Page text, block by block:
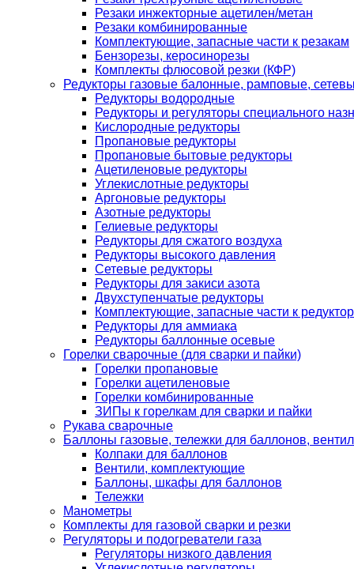
Резаки инжекторные ацетилен/метан
Резаки комбинированные
Комплектующие, запасные части к резакам
Бензорезы, керосинорезы
Комплекты флюсовой резки (КФР)
Редукторы газовые балонные, рамповые,
Редукторы водородные
Редукторы и регуляторы специального
Кислородные редукторы
Пропановые редукторы
Пропановые бытовые редукторы
Ацетиленовые редукторы
Углекислотные редукторы
Аргоновые редукторы
Азотные редукторы
Гелиевые редукторы
Редукторы для сжатого воздуха
Редукторы высокого давления
Сетевые редукторы
Редукторы для закиси азота
Двухступенчатые редукторы
Комплектующие, запасные части к
Редукторы для аммиака
Редукторы баллонные осевые
Горелки сварочные (для сварки и пайки)
Горелки пропановые
Горелки ацетиленовые
Горелки комбинированные
ЗИПы к горелкам для сварки и пайки
Рукава сварочные
Баллоны газовые, тележки для баллонов,
Колпаки для баллонов
Вентили, комплектующие
Баллоны, шкафы для баллонов
Тележки
Манометры
Комплекты для газовой сварки и резки
Регуляторы и подогреватели газа
Регуляторы низкого давления